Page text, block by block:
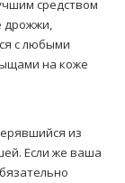
средством
дрожжи,
с любыми
на коже
из
Если же ваша